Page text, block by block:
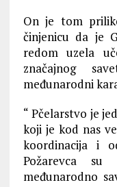
On je tom
činjenicu da je
redom uzela
značajnog
međunarodni
“ Pčelarstvo je
koji je kod nas
koordinacija i
Požarevca
međunarodno